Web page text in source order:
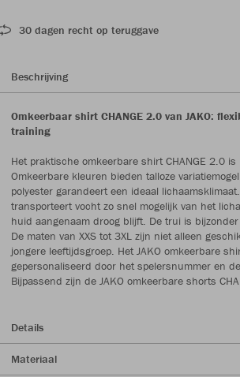
30 dagen recht op teruggave
Beschrijving
Omkeerbaar shirt CHANGE 2.0 van JAKO:
training
Het praktische omkeerbare shirt CHANGE 2.0 is
Omkeerbare kleuren bieden talloze
polyester garandeert een ideaal
transporteert vocht zo snel mogelijk van het
huid aangenaam droog blijft. De trui is
De maten van XXS tot 3XL zijn niet alleen
jongere leeftijdsgroep. Het JAKO omkeerbare
gepersonaliseerd door het spelersnummer en
Bijpassend zijn de JAKO omkeerbare shorts
Details
Materiaal